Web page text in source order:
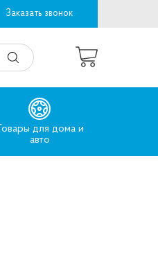
Заказать звонок
Товары для дома и
авто